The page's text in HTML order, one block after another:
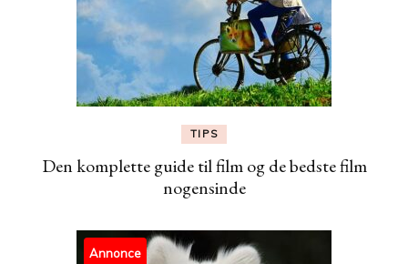
TIPS
Den komplette guide til film og de bedste film
nogensinde
Annonce